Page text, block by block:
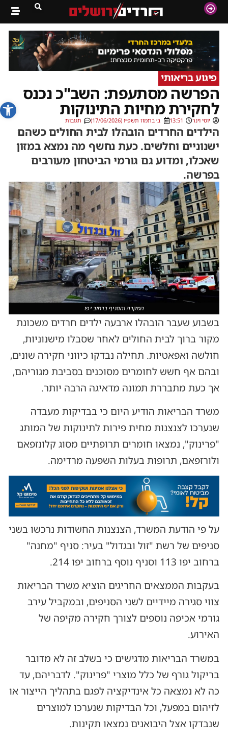
פתח
פיגוע בריאותי
הפרשה מסתעפת: השב"כ נכנס
לחקירת מחיות התינוקות
יוסי וינר 13:51 ב׳ בתמוז תשפ״ו (17/06/2026) תגובות
הילדים החרדים הובהלו לבית החולים כשהם
ישנוניים וחלשים. כעת נחשף מה נמצא במזון
שאכלו, ומדוע גם גורמי הביטחון מעורבים
בפרשה.
המקרה והסניף ברחוב יפו
בשבוע שעבר הובהלו ארבעה ילדים חרדים משכונת
מקור ברוך לבית החולים לאחר שסבלו מישנוניות,
חולשה ואפאטיות. תחילה נבדקו כיווני חקירה שונים,
ובהם אף חשש לחומרים מסוכנים בסביבת מגוריהם,
אך כעת מתבררת תמונה מדאיגה הרבה יותר.
משרד הבריאות הודיע היום כי בבדיקות מעבדה
שנערכו לצנצנות מחית פירות לתינוקות של המותג
"פרינוק", נמצאו חומרים תרופתיים מסוג קלונזפאם
ולורזפאם, תרופות בעלות השפעה מרדימה.
על פי הודעת המשרד, הצנצנות החשודות נרכשו בשני
סניפים של רשת "זול ובגדול" בעיר: סניף "מחנה"
ברחוב יפו 113 וסניף נוסף ברחוב יפו 214.
בעקבות הממצאים החריגים הוציא משרד הבריאות
צווי סגירה מיידיים לשני הסניפים, ובמקביל עירב
גורמי אכיפה נוספים לצורך חקירה מקיפה של
האירוע.
במשרד הבריאות מדגישים כי בשלב זה לא מדובר
בריקול גורף של כלל מוצרי "פרינוק". לדבריהם, עד
כה לא נמצאה כל אינדיקציה לפגם בתהליך הייצור או
לזיהום במפעל, וכל הבדיקות שנערכו למוצרים
שנבדקו אצל היבואנים נמצאו תקינות.